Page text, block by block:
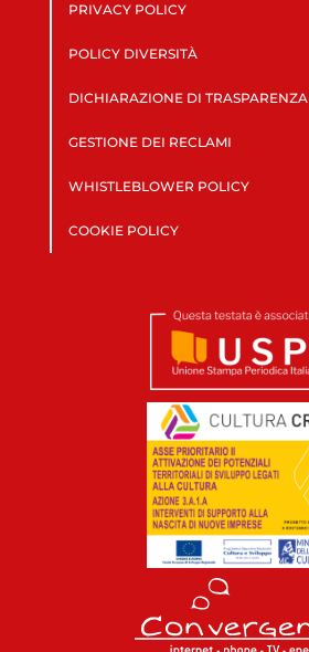
PRIVACY POLICY
POLICY DIVERSITÀ
DICHIARAZIONE DI TRASPARENZA
GESTIONE DEI RECLAMI
WHISTLEBLOWER POLICY
COOKIE POLICY